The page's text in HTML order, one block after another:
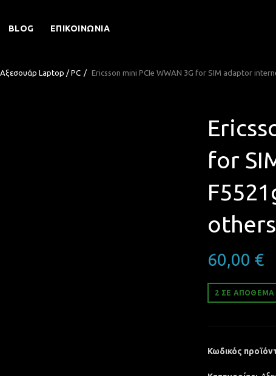
BLOG ΕΠΙΚΟΙΝΩΝΊΑ
Αξεσουάρ Laptop / PC Ericsson mini PCIe WWAN 3G for SIM adaptor
for
others
60,00 €
2 ΣΕ ΑΠΌΘΕΜΑ
Κωδικός